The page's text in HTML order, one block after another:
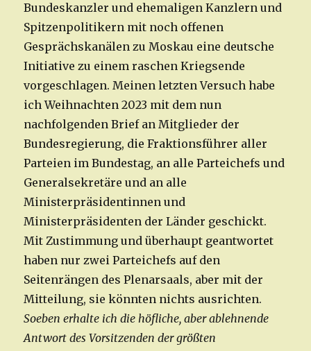
Bundeskanzler und ehemaligen Kanzlern und
Spitzenpolitikern mit noch offenen
Gesprächskanälen zu Moskau eine deutsche
Initiative zu einem raschen Kriegsende
vorgeschlagen. Meinen letzten Versuch habe
ich Weihnachten 2023 mit dem nun
nachfolgenden Brief an Mitglieder der
Bundesregierung, die Fraktionsführer aller
Parteien im Bundestag, an alle Parteichefs und
Generalsekretäre und an alle
Ministerpräsidentinnen und
Ministerpräsidenten der Länder geschickt.
Mit Zustimmung und überhaupt geantwortet
haben nur zwei Parteichefs auf den
Seitenrängen des Plenarsaals, aber mit der
Mitteilung, sie könnten nichts ausrichten.
Soeben erhalte ich die höfliche, aber ablehnende
Antwort des Vorsitzenden der größten